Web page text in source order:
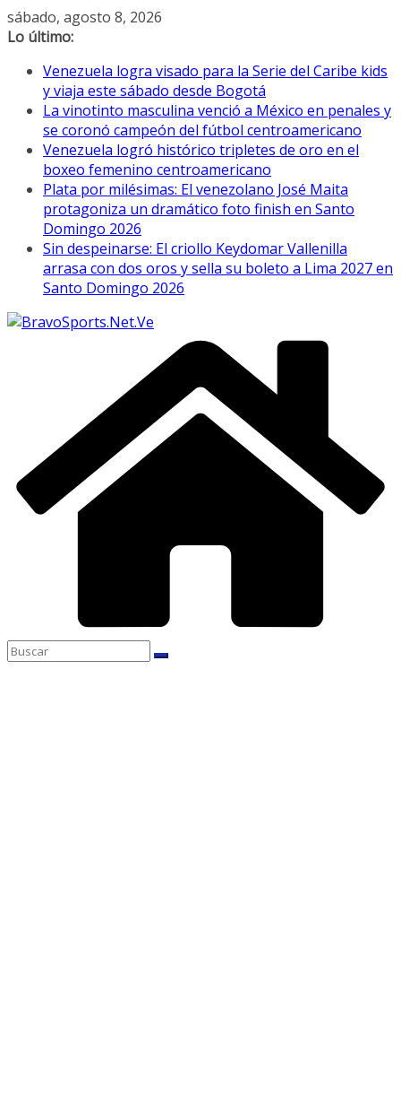
Saltar
al
sábado, agosto 8, 2026
Lo último:
Venezuela logra visado para la Serie del Caribe kids
y viaja este sábado desde Bogotá
La vinotinto masculina venció a México en penales y
se coronó campeón del fútbol centroamericano
Venezuela logró histórico tripletes de oro en el
boxeo femenino centroamericano
Plata por milésimas: El venezolano José Maita
protagoniza un dramático foto finish en Santo
Domingo 2026
Sin despeinarse: El criollo Keydomar Vallenilla
arrasa con dos oros y sella su boleto a Lima 2027 en
Santo Domingo 2026